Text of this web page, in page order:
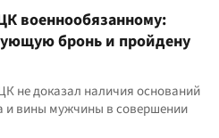
военнообязанному:
бронь и пройдену
не доказал наличия оснований
и вины мужчины в совершении